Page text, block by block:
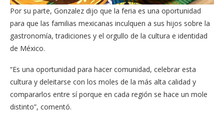
Por su parte, Gonzalez dijo que la feria es una oportunidad
para que las familias mexicanas inculquen a sus hijos sobre la
gastronomía, tradiciones y el orgullo de la cultura e identidad
de México.
“Es una oportunidad para hacer comunidad, celebrar esta
cultura y deleitarse con los moles de la más alta calidad y
compararlos entre sí porque en cada región se hace un mole
distinto”, comentó.